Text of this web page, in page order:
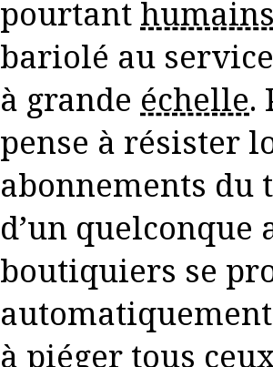
pourtant
bariolé au
à grande échelle.
pense à résister
abonnements du
d’un quelconque
boutiquiers se
à piéger tous